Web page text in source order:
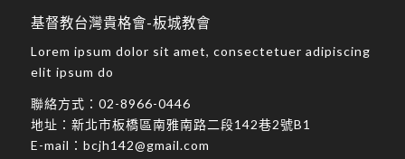
基督教台灣貴格會-板城教會
Lorem ipsum dolor sit amet, consectetuer adipiscing
elit ipsum do
聯絡方式： 02-8966-0446
地址： 新北市板橋區南雅南路二段142巷2號B1
E-mail： bcjh142@gmail.com